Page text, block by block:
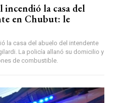
incendió la casa del
en Chubut: le
la casa del abuelo del intendente
La policía allanó su domicilio y
de combustible.